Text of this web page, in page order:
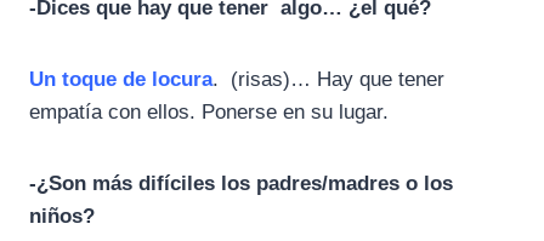
-Dices que hay que tener algo… ¿el qué?
Un toque de locura. (risas)… Hay que tener
empatía con ellos. Ponerse en su lugar.
-¿Son más difíciles los padres/madres o los
niños?